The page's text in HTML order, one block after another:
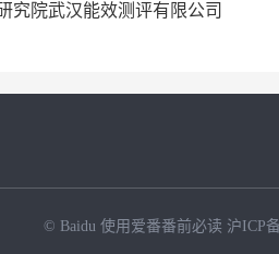
究院武汉能效测评有限公司
© Baidu 使用爱番番前必读 沪ICP